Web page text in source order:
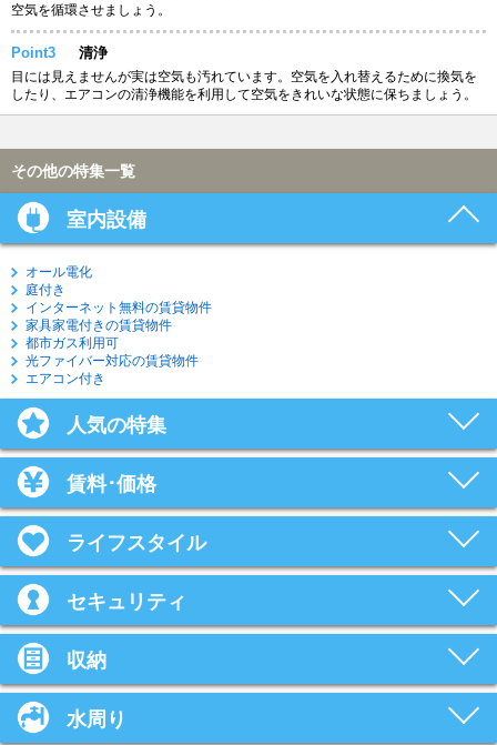
空気を循環させましょう。
Point3 清浄
目には見えませんが実は空気も汚れています。空気を入れ替えるために換気を
したり、エアコンの清浄機能を利用して空気をきれいな状態に保ちましょう。
その他の特集一覧
室内設備
オール電化
庭付き
インターネット無料の賃貸物件
家具家電付きの賃貸物件
都市ガス利用可
光ファイバー対応の賃貸物件
エアコン付き
人気の特集
賃料･価格
ライフスタイル
セキュリティ
収納
水周り